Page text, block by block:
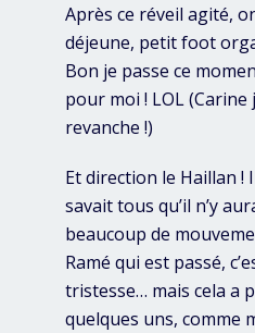
Après ce réveil agité,
déjeune, petit foot
Bon je passe ce
pour moi ! LOL (Carine
revanche !)
Et direction le Haillan !
savait tous qu’il n’y
beaucoup de
Ramé qui est passé,
tristesse… mais cela a
quelques uns, comme